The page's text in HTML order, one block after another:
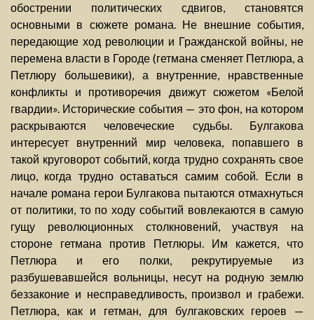
обострении политических сдвигов, становятся
основными в сюжете романа. Не внешние события,
передающие ход революции и Гражданской войны, не
перемена власти в Городе (гетмана сменяет Петлюра, а
Петлюру большевики), а внутренние, нравственные
конфликты и противоречия движут сюжетом «Белой
гвардии». Исторические события — это фон, на котором
раскрываются человеческие судьбы. Булгакова
интересует внутренний мир человека, попавшего в
такой круговорот событий, когда трудно сохранять свое
лицо, когда трудно оставаться самим собой. Если в
начале романа герои Булгакова пытаются отмахнуться
от политики, то по ходу событий вовлекаются в самую
гущу революционных столкновений, участвуя на
стороне гетмана против Петлюры. Им кажется, что
Петлюра и его полки, рекрутируемые из
разбушевавшейся вольницы, несут на родную землю
беззаконие и несправедливость, произвол и грабежи.
Петлюра, как и гетман, для булгаковских героев —